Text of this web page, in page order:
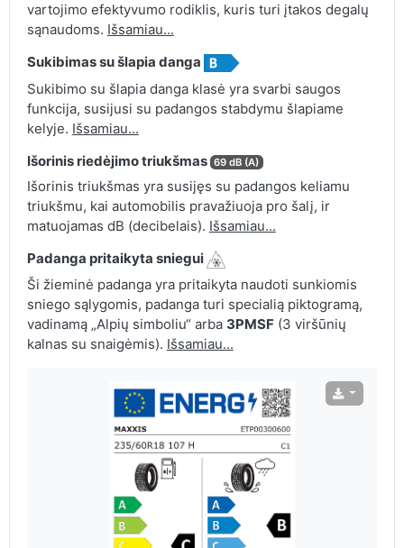
vartojimo efektyvumo rodiklis, kuris turi įtakos degalų
sąnaudoms. Išsamiau...
Sukibimas su šlapia danga
Sukibimo su šlapia danga klasė yra svarbi saugos
funkcija, susijusi su padangos stabdymu šlapiame
kelyje. Išsamiau...
Išorinis riedėjimo triukšmas 69 dB (A)
Išorinis triukšmas yra susijęs su padangos keliamu
triukšmu, kai automobilis pravažiuoja pro šalį, ir
matuojamas dB (decibelais). Išsamiau...
Padanga pritaikyta sniegui
Ši žieminė padanga yra pritaikyta naudoti sunkiomis
sniego sąlygomis, padanga turi specialią piktogramą,
vadinamą „Alpių simboliu“ arba 3PMSF(3 viršūnių
kalnas su snaigėmis). Išsamiau...